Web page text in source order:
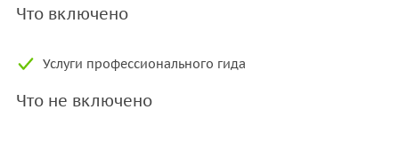
Что включено
Услуги профессионального гида
Что не включено